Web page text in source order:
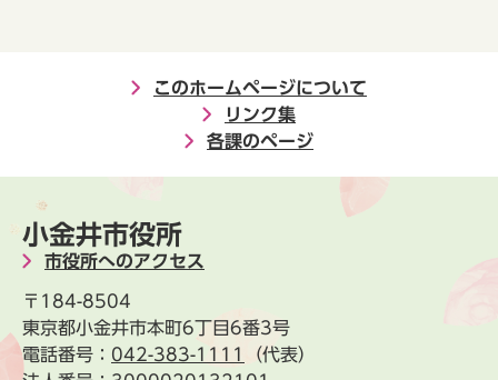
このホームページについて
リンク集
各課のページ
小金井市役所
市役所へのアクセス
〒184-8504
東京都小金井市本町6丁目6番3号
電話番号： 042-383-1111
（代表）